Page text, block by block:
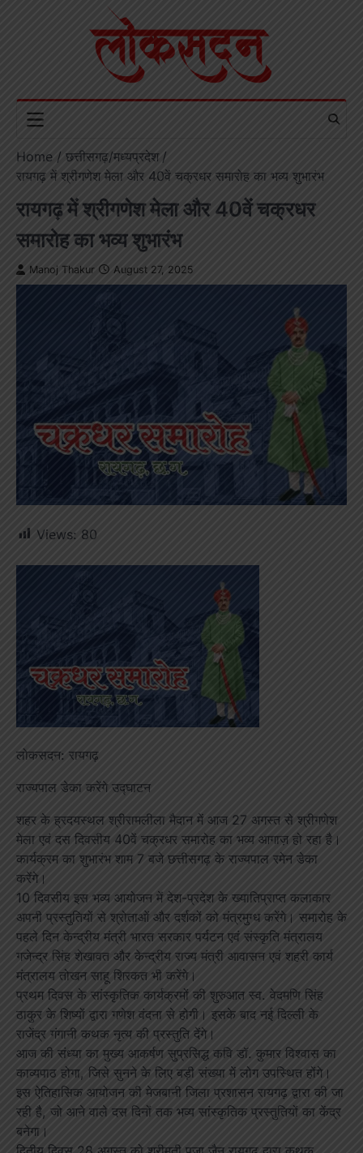
Home
छत्तीसगढ़/मध्यप्रदेश
रायगढ़ में श्रीगणेश मेला और 40वें चक्रधर समारोह का भव्य शुभारंभ
रायगढ़ में श्रीगणेश मेला और 40वें चक्रधर
समारोह का भव्य शुभारंभ
Manoj Thakur August 27, 2025
Views: 80
लोकसदन: रायगढ़
राज्यपाल डेका करेंगे उद्घाटन
शहर के ह्रदयस्थल श्रीरामलीला मैदान में आज 27 अगस्त से श्रीगणेश
मेला एवं दस दिवसीय 40वें चक्रधर समारोह का भव्य आगाज़ हो रहा है।
कार्यक्रम का शुभारंभ शाम 7 बजे छत्तीसगढ़ के राज्यपाल रमेन डेका
करेंगे।
10 दिवसीय इस भव्य आयोजन में देश-प्रदेश के ख्यातिप्राप्त कलाकार
अपनी प्रस्तुतियों से श्रोताओं और दर्शकों को मंत्रमुग्ध करेंगे। समारोह के
पहले दिन केन्द्रीय मंत्री भारत सरकार पर्यटन एवं संस्कृति मंत्रालय
गजेन्द्र सिंह शेखावत और केन्द्रीय राज्य मंत्री आवासन एवं शहरी कार्य
मंत्रालय तोखन साहू शिरकत भी करेंगे।
प्रथम दिवस के सांस्कृतिक कार्यक्रमों की शुरुआत स्व. वेदमणि सिंह
ठाकुर के शिष्यों द्वारा गणेश वंदना से होगी। इसके बाद नई दिल्ली के
राजेंद्र गंगानी कथक नृत्य की प्रस्तुति देंगे।
आज की संध्या का मुख्य आकर्षण सुप्रसिद्ध कवि डॉ. कुमार विश्वास का
काव्यपाठ होगा, जिसे सुनने के लिए बड़ी संख्या में लोग उपस्थित होंगे।
इस ऐतिहासिक आयोजन की मेजबानी जिला प्रशासन रायगढ़ द्वारा की जा
रही है, जो आने वाले दस दिनों तक भव्य सांस्कृतिक प्रस्तुतियों का केंद्र
बनेगा।